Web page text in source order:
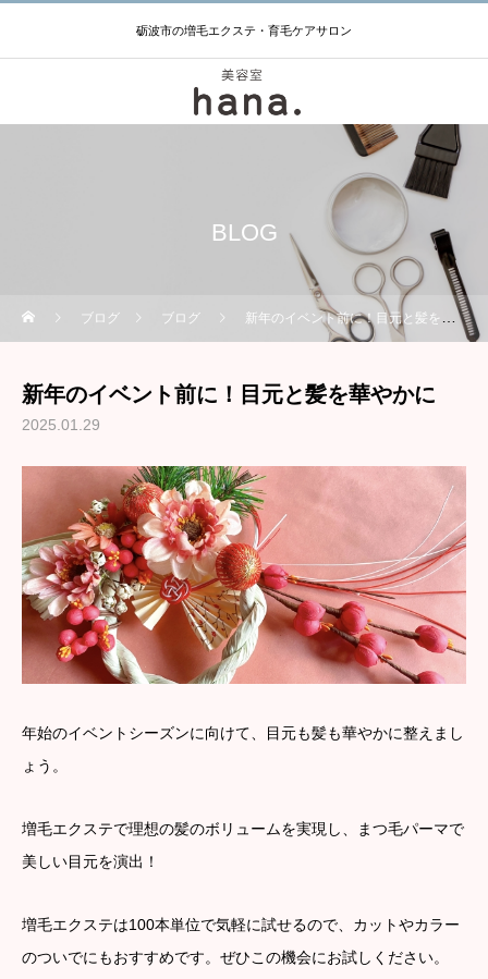
砺波市の増毛エクステ・育毛ケアサロン
BLOG
ブログ ブログ 新年のイベント前に！目元と髪を華やかに
新年のイベント前に！目元と髪を華やかに
2025.01.29
年始のイベントシーズンに向けて、目元も髪も華やかに整えまし
ょう。
増毛エクステで理想の髪のボリュームを実現し、まつ毛パーマで
美しい目元を演出！
増毛エクステは100本単位で気軽に試せるので、カットやカラー
のついでにもおすすめです。ぜひこの機会にお試しください。